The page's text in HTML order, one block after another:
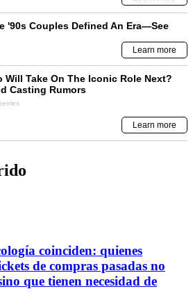
coinciden: quienes
de compras pasadas no
que tienen necesidad de